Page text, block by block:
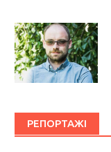
РЕПОРТАЖІ